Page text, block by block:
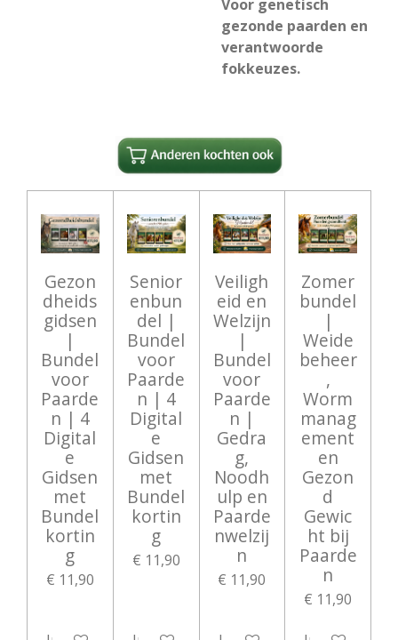
Voor genetisch
gezonde paarden en
verantwoorde
fokkeuzes.
Gezon
dheids
gidsen
|
Bundel
voor
Paarde
n | 4
Digital
e
Gidsen
met
Bundel
kortin
g
€ 11,90
Senior
enbun
del |
Bundel
voor
Paarde
n | 4
Digital
e
Gidsen
met
Bundel
kortin
g
€ 11,90
Veiligh
eid en
Welzijn
|
Bundel
voor
Paarde
n |
Gedra
g,
Noodh
ulp en
Paarde
nwelzij
n
€ 11,90
Zomer
bundel
|
Weide
beheer
,
Worm
manag
ement
en
Gezon
d
Gewic
ht bij
Paarde
n
€ 11,90